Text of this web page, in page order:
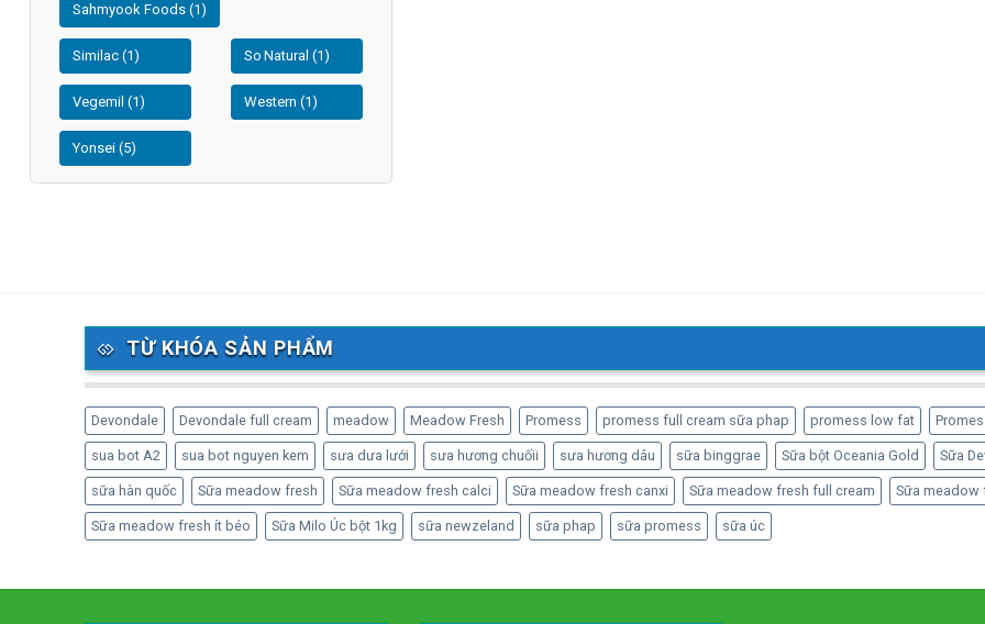
Sahmyook Foods (1)
Similac (1) So Natural (1)
Vegemil (1) Western (1)
Yonsei (5)
TỪ KHÓA SẢN PHẨM
Devondale Devondale full cream meadow Meadow Fresh Promess promess full cream sữa phap promess low fat
sua bot A2 sua bot nguyen kem sưa dưa lưới sưa hương chuốii sưa hương dâu sữa binggrae Sữa bột Oceania Gold Sữa
sữa hàn quốc Sữa meadow fresh Sữa meadow fresh calci Sữa meadow fresh canxi Sữa meadow fresh full cream Sữa meadow
Sữa meadow fresh ít béo Sữa Milo Úc bột 1kg sữa newzeland sữa phap sữa promess sữa úc